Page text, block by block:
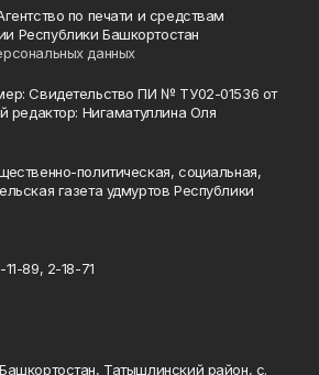
по печати и средствам
Республики Башкортостан
данных
Свидетельство ПИ № ТУ02-01536 от
редактор: Нигаматуллина Оля
политическая, социальная,
газета удмуртов Республики
89, 2-18-71
Татышлинский район, с.